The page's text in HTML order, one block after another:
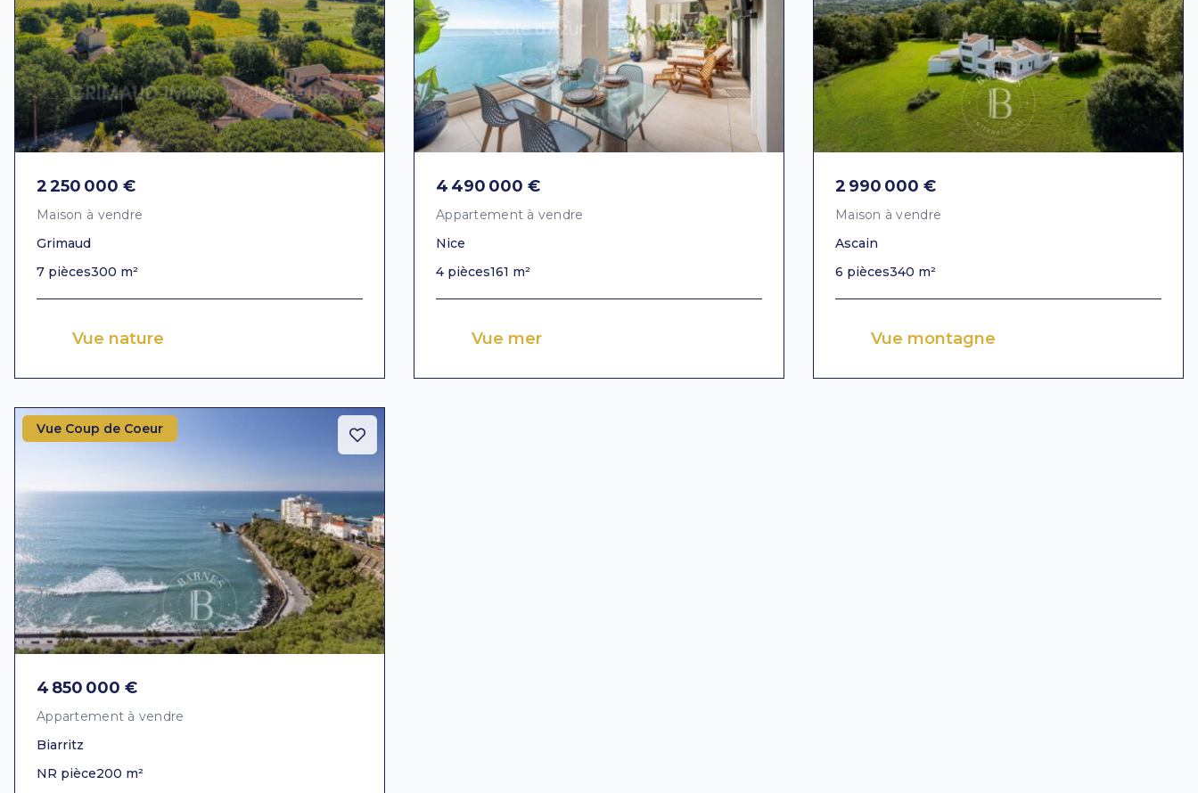
2 250 000 €
Maison à vendre
Grimaud
7 pièces300 m²
Vue nature
4 490 000 €
Appartement à vendre
Nice
4 pièces161 m²
Vue mer
2 990 000 €
Maison à vendre
Ascain
6 pièces340 m²
Vue montagne
Vue Coup de Coeur
4 850 000 €
Appartement à vendre
Biarritz
NR pièce200 m²